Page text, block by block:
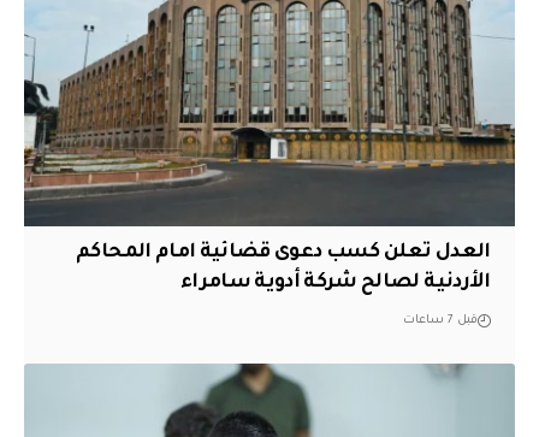
العدل تعلن كسب دعوى قضائية امام المحاكم
الأردنية لصالح شركة أدوية سامراء
قبل 7 ساعات